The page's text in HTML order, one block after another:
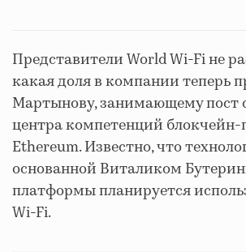
Представители World Wi-Fi не
какая доля в компании теперь
Мартынову, занимающему пост
центра компетенций
Ethereum. Известно, что
основанной Виталиком
платформы планируется
Wi-Fi.